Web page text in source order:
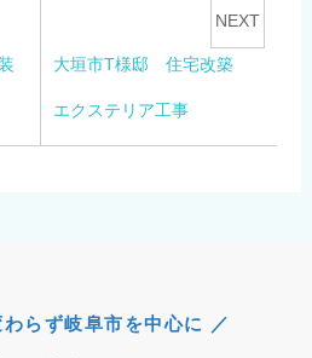
NEXT
大垣市T様邸 住宅改築
エクステリア工事
らず岐阜市を中心に ／